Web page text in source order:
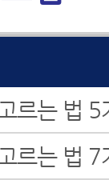
르는 법 5
르는 법 7